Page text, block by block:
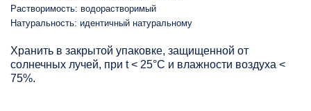
Растворимость: водорастворимый
Натуральность: идентичный натуральному
Хранить в закрытой упаковке, защищенной от
солнечных лучей, при t < 25°С и влажности воздуха <
75%.